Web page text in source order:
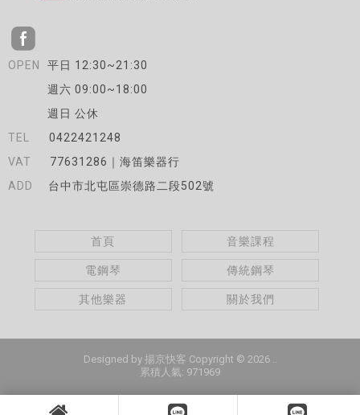
平日 12:30~21:30
週六 09:00~18:00
週日 公休
0422421248
77631286｜海笛樂器行
台中市北屯區崇德路二段502號
首頁 音樂課程
電鋼琴 傳統鋼琴
其他樂器 關於我們
Designed by 揚京快客 Copyright © 2026
累積人氣: 971969